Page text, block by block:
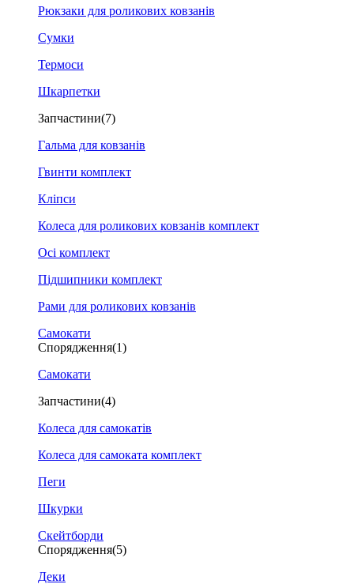
Рюкзаки для роликових ковзанів
Сумки
Термоси
Шкарпетки
Запчастини(7)
Гальма для ковзанів
Гвинти комплект
Кліпси
Колеса для роликових ковзанів комплект
Осі комплект
Підшипники комплект
Рами для роликових ковзанів
Самокати
Спорядження(1)
Самокати
Запчастини(4)
Колеса для самокатів
Колеса для самоката комплект
Пеги
Шкурки
Скейтборди
Спорядження(5)
Деки